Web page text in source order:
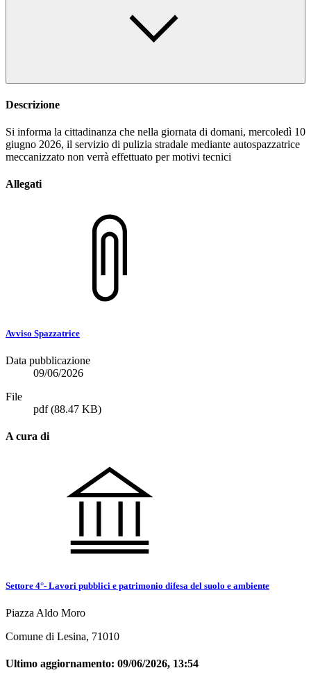
Descrizione
Si informa la cittadinanza che nella giornata di domani, mercoledì 10
giugno 2026, il servizio di pulizia stradale mediante autospazzatrice
meccanizzato non verrà effettuato per motivi tecnici
Allegati
Avviso Spazzatrice
Data pubblicazione
09/06/2026
File
pdf(88.47 KB)
A cura di
Settore 4°- Lavori pubblici e patrimonio difesa del suolo e ambiente
Piazza Aldo Moro
Comune di Lesina, 71010
Ultimo aggiornamento: 09/06/2026, 13:54